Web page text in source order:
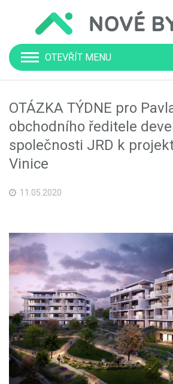
OTEVŘÍT MENU
OTÁZKA TÝDNE pro
obchodního ředitele
společnosti JRD k
Vinice
11.05.2020